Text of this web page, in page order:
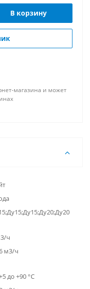
В корзину
магазина и может
ч
м3/ч
до +90 °С